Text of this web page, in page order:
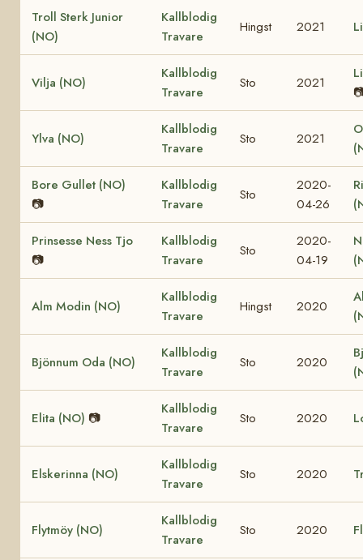
Troll Sterk Junior
(NO)
Kallblodig
Travare
Hingst 2021
Vilja (NO)
Kallblodig
Travare
Sto 2021
Ylva (NO)
Kallblodig
Travare
Sto 2021
Bore Gullet (NO)
📷
Kallblodig
Travare
Sto
2020-
04-26
Prinsesse Ness Tjo
📷
Kallblodig
Travare
Sto
2020-
04-19
Alm Modin (NO)
Kallblodig
Travare
Hingst 2020
Bjönnum Oda (NO)
Kallblodig
Travare
Sto 2020
Elita (NO) 📷
Kallblodig
Travare
Sto 2020
Elskerinna (NO)
Kallblodig
Travare
Sto 2020
Flytmöy (NO)
Kallblodig
Travare
Sto 2020